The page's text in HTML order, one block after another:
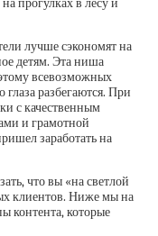
лучше сэкономят на
детям. Эта ниша
всевозможных
глаза разбегаются. При
с качественным
и грамотной
заработать на
что вы «на светлой
клиентов. Ниже мы на
контента, которые